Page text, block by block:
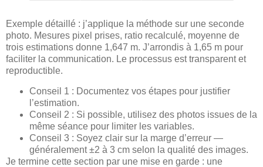
Exemple détaillé : j’applique la méthode sur une seconde
photo. Mesures pixel prises, ratio recalculé, moyenne de
trois estimations donne 1,647 m. J’arrondis à 1,65 m pour
faciliter la communication. Le processus est transparent et
reproductible.
Conseil 1 : Documentez vos étapes pour justifier
l’estimation.
Conseil 2 : Si possible, utilisez des photos issues de la
même séance pour limiter les variables.
Conseil 3 : Soyez clair sur la marge d’erreur —
généralement ±2 à 3 cm selon la qualité des images.
Je termine cette section par une mise en garde : une